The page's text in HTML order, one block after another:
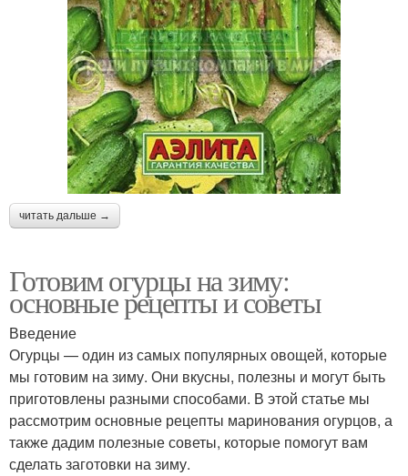
читать дальше →
Готовим огурцы на зиму:
основные рецепты и советы
Введение
Огурцы — один из самых популярных овощей, которые
мы готовим на зиму. Они вкусны, полезны и могут быть
приготовлены разными способами. В этой статье мы
рассмотрим основные рецепты маринования огурцов, а
также дадим полезные советы, которые помогут вам
сделать заготовки на зиму.